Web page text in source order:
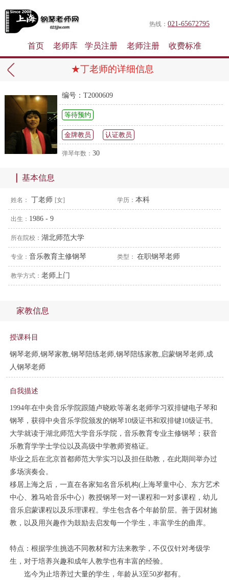
热线： 021-65672795
首页 老师库 学员注册 老师注册 收费标准
★丁老师的详细信息
编号：T2000609
等待预约
金牌教员 认证教员
弹琴年数： 30
基本信息
姓名： 丁老师 [女] 学历： 本科
出生： 1986 - 9
所在院校： 湖北师范大学
专业： 音乐教育主修钢琴 类型： 在职钢琴老师
教学方式： 老师上门
家教信息
授课科目
钢琴老师,钢琴家教,钢琴陪练老师,钢琴陪练家教,启蒙钢琴老师,成
人钢琴老师
自我描述
1994年在中央音乐学院跟随卢晓欧等著名老师学习双排键电子琴和
钢琴，获得中央音乐学院颁发的钢琴10级证书和双排键10级证书。
大学就读于湖北师范大学音乐学院，音乐教育专业主修钢琴；获音
乐教育学学士学位以及高级中学教师资格证。
毕业之后在北京首都师范大学实习以及担任助教，在此期间举办过
多场演奏会。
移居上海之后，一直在各家知名音乐机构(上海琴童中心、东方艺术
中心、雅马哈音乐中心）教授钢琴一对⼀课程和一对多课程，幼儿
⾳乐启蒙课程以及乐理课程。学⽣包含各个年龄阶层。善于因材施
教，以及⽤兴趣作为⿎励去启发每⼀个学⽣，丰富学生的曲库。
特点：根据学生挑选不同教材和方法来教学，不仅仅针对考级学
生，对于培养兴趣和成年人教学也有丰富的经验。
迄今为止培养过大量的学生，年龄从3至50岁都有。